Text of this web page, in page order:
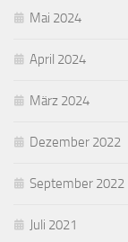
Mai 2024
April 2024
März 2024
Dezember 2022
September 2022
Juli 2021